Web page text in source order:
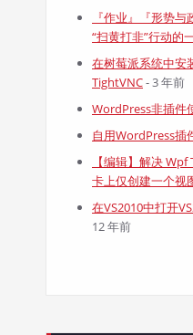
『作业』『形势
“扫黄打非”行动的
在树莓派系统中安
TightVNC- 3 年前
WordPress非插件
自用WordPress插
【编辑】解决
卡上仅创建一个视
在VS2010中打开
12 年前